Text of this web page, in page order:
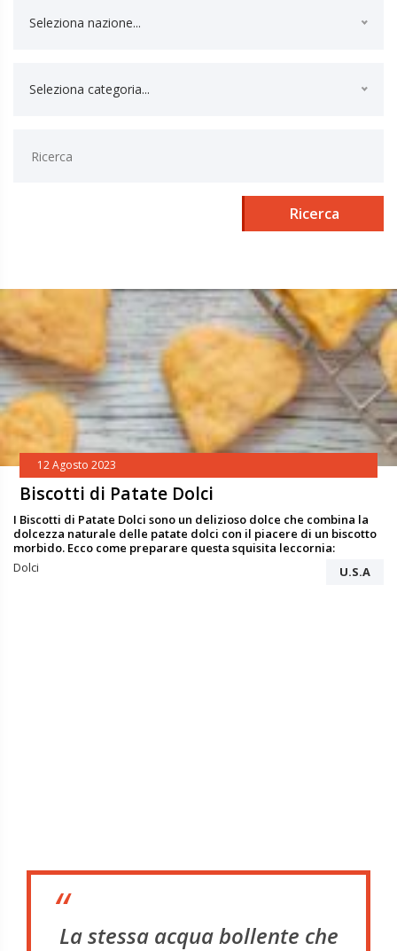
Seleziona nazione...
Seleziona categoria...
Ricerca
12 Agosto 2023
Biscotti di Patate Dolci
I Biscotti di Patate Dolci sono un delizioso dolce che combina la
dolcezza naturale delle patate dolci con il piacere di un biscotto
morbido. Ecco come preparare questa squisita leccornia:
Dolci
U.S.A
“La stessa acqua bollente che